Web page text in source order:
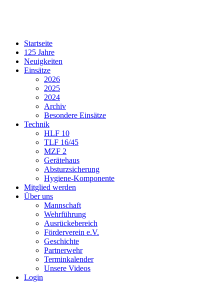
Startseite
125 Jahre
Neuigkeiten
Einsätze
2026
2025
2024
Archiv
Besondere Einsätze
Technik
HLF 10
TLF 16/45
MZF 2
Gerätehaus
Absturzsicherung
Hygiene-Komponente
Mitglied werden
Über uns
Mannschaft
Wehrführung
Ausrückebereich
Förderverein e.V.
Geschichte
Partnerwehr
Terminkalender
Unsere Videos
Login